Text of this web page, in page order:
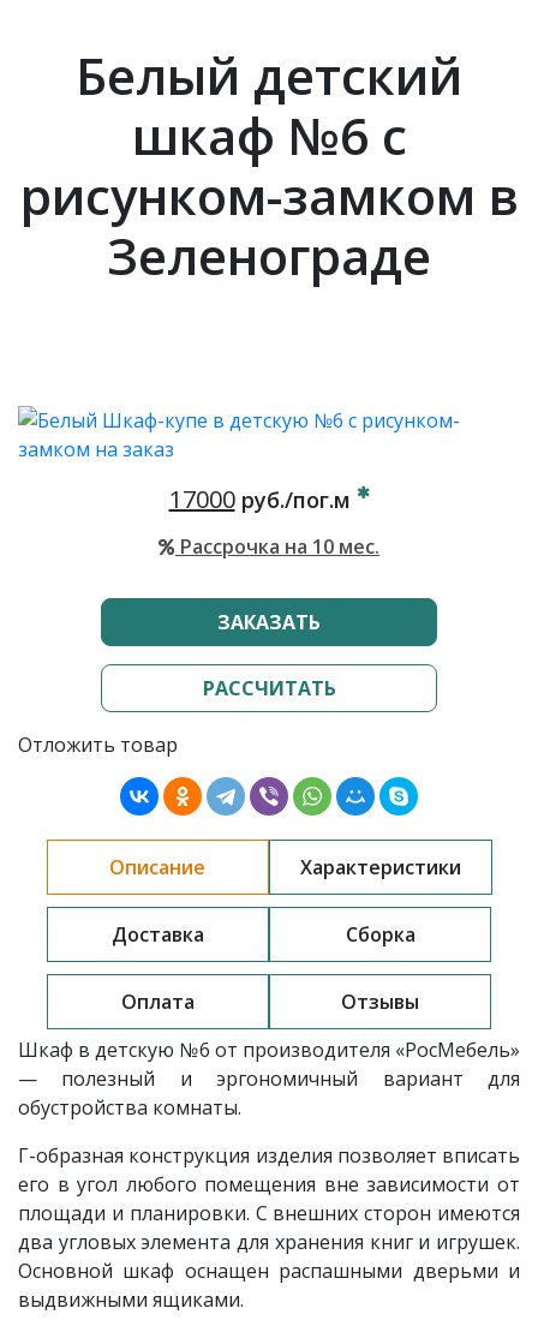
Белый детский
шкаф №6 с
рисунком-замком в
Зеленограде
17000руб./пог.м
Рассрочка на 10 мес.
ЗАКАЗАТЬ
РАССЧИТАТЬ
Отложить товар
Описание Характеристики
Доставка Сборка
Оплата
Отзывы
Шкаф в детскую №6 от производителя «РосМебель»
— полезный и эргономичный вариант для
обустройства комнаты.
Г-образная конструкция изделия позволяет вписать
его в угол любого помещения вне зависимости от
площади и планировки. С внешних сторон имеются
два угловых элемента для хранения книг и игрушек.
Основной шкаф оснащен распашными дверьми и
выдвижными ящиками.